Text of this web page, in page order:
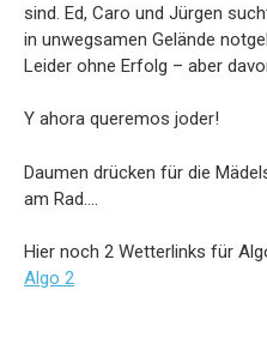
sind. Ed, Caro und Jürgen
in unwegsamen Gelände
Leider ohne Erfolg – aber
Y ahora queremos joder!
Daumen drücken für die
am Rad….
Hier noch 2 Wetterlinks für
Algo 2